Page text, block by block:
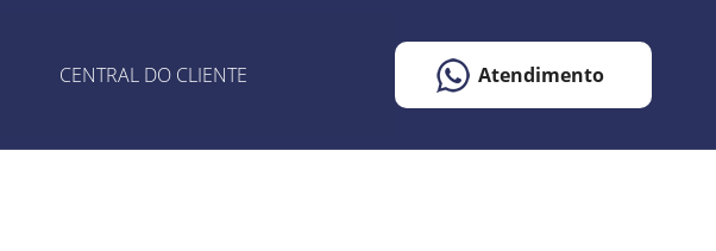
CENTRAL DO CLIENTE Atendimento